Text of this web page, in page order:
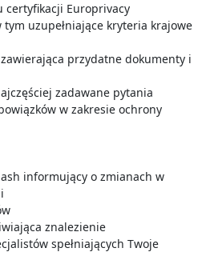
certyfikacji Europrivacy
uzupełniające kryteria krajowe
przydatne dokumenty i
zadawane pytania
w zakresie ochrony
informujący o zmianach w
znalezienie
spełniających Twoje